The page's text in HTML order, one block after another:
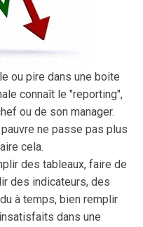
ou pire dans une boite
connaît le "reporting",
ou de son manager.
ne passe pas plus
cela.
des tableaux, faire de
des indicateurs, des
à temps, bien remplir
dans une